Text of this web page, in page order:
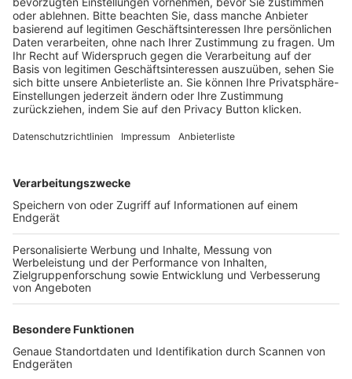
BFV-Geschäftsstellen
Trainerbörse
Login SpielPlus
FOLGE DEM BFV
TOP-VEREINE
TOP-PARTNER